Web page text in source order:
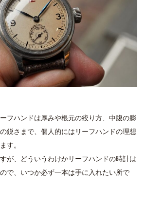
フハンドは厚みや根元の絞り方、中腹の膨
鋭さまで、個人的にはリーフハンドの理想
す。
が、どういうわけかリーフハンドの時計は
で、いつか必ず一本は手に入れたい所で